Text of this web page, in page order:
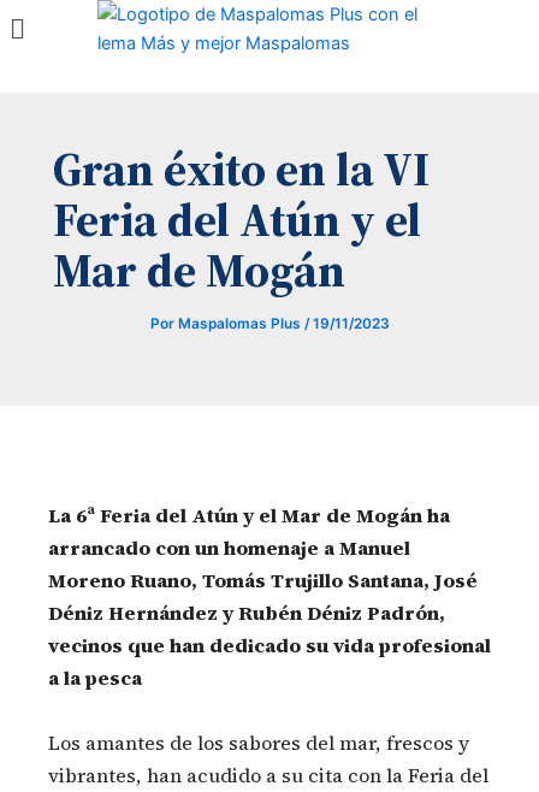
Menú
Gran éxito en la VI
Feria del Atún y el
Mar de Mogán
Por Maspalomas Plus /19/11/2023
La 6ª Feria del Atún y el Mar de Mogán ha
arrancado con un homenaje a Manuel
Moreno Ruano, Tomás Trujillo Santana, José
Déniz Hernández y Rubén Déniz Padrón,
vecinos que han dedicado su vida profesional
a la pesca
Los amantes de los sabores del mar, frescos y
vibrantes, han acudido a su cita con la Feria del